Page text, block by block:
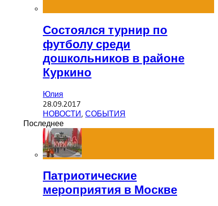
Состоялся турнир по
футболу среди
дошкольников в районе
Куркино
Юлия
28.09.2017
НОВОСТИ, СОБЫТИЯ
Последнее
Патриотические
мероприятия в Москве